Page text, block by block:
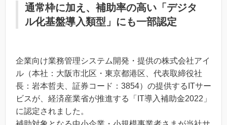
通常枠に加え、補助率の高い「デジタ
ル化基盤導入類型」にも一部認定
企業向け業務管理システム開発・提供の株式会社アイ
ル（本社：大阪市北区・東京都港区、代表取締役社
長：岩本哲夫、証券コード：3854）の提供するITサー
ビスが、経済産業省が推進する「IT導入補助金2022」
に認定されました。